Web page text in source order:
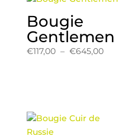
Bougie
Gentlemen
€117,00 – €645,00Plage